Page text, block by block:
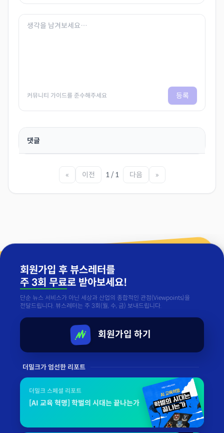
커뮤니티 가이드를 준수해주세요 등록
댓글
« 이전 1 / 1 다음 »
회원가입 후 뷰스레터를
주 3회 무료로 받아보세요!
단순 뉴스 서비스가 아닌 세상과 산업의 종합적인 관점(Viewpoints)을
전달드립니다. 뷰스레터는 주 3회(월, 수, 금) 보내드립니다.
회원가입 하기
더밀크가 엄선한 리포트
더밀크 스페셜 리포트
[AI 교육 혁명] 학벌의 시대는 끝나는가